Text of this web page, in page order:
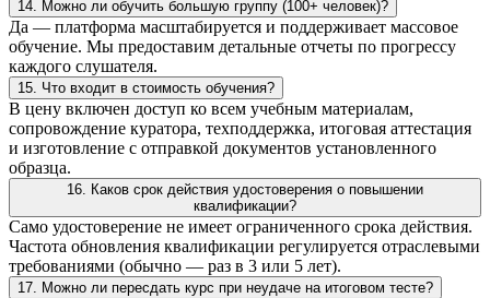
14. Можно ли обучить большую группу (100+ человек)?
Да — платформа масштабируется и поддерживает массовое
обучение. Мы предоставим детальные отчеты по прогрессу
каждого слушателя.
15. Что входит в стоимость обучения?
В цену включен доступ ко всем учебным материалам,
сопровождение куратора, техподдержка, итоговая аттестация
и изготовление с отправкой документов установленного
образца.
16. Каков срок действия удостоверения о повышении
квалификации?
Само удостоверение не имеет ограниченного срока действия.
Частота обновления квалификации регулируется отраслевыми
требованиями (обычно — раз в 3 или 5 лет).
17. Можно ли пересдать курс при неудаче на итоговом тесте?